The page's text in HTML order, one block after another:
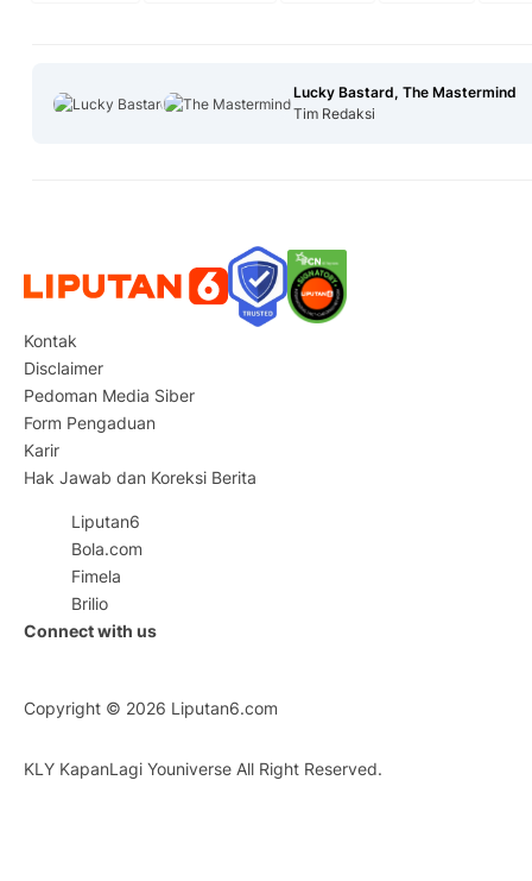
Lucky Bastard, The Mastermind
Tim Redaksi
Kontak
Disclaimer
Pedoman Media Siber
Form Pengaduan
Karir
Hak Jawab dan Koreksi Berita
Liputan6
Bola.com
Fimela
Brilio
Connect with us
Copyright © 2026 Liputan6.com
KLY KapanLagi Youniverse All Right Reserved.